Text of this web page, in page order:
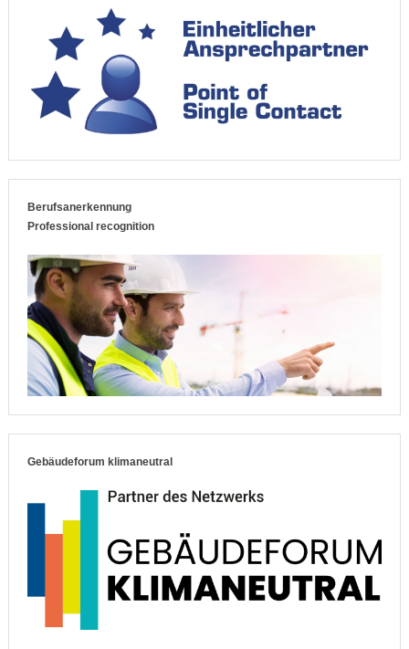
Berufsanerkennung
Professional recognition
Gebäudeforum klimaneutral